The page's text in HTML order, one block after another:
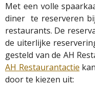
Met een volle
diner te reserveren
restaurants. De
de uiterlijke
gesteld van de AH
AH Restaurantactie
door te kiezen uit: